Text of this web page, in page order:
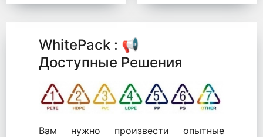
для утилизации
микробы от
WhitePack : 📢
Доступные Решения
Вам нужно произвести опытные